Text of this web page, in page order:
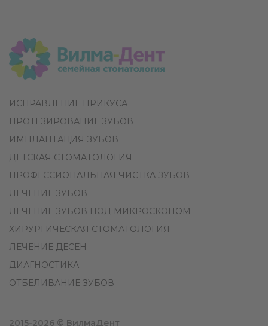
ИСПРАВЛЕНИЕ ПРИКУСА
ПРОТЕЗИРОВАНИЕ ЗУБОВ
ИМПЛАНТАЦИЯ ЗУБОВ
ДЕТСКАЯ СТОМАТОЛОГИЯ
ПРОФЕССИОНАЛЬНАЯ ЧИСТКА ЗУБОВ
ЛЕЧЕНИЕ ЗУБОВ
ЛЕЧЕНИЕ ЗУБОВ ПОД МИКРОСКОПОМ
ХИРУРГИЧЕСКАЯ СТОМАТОЛОГИЯ
ЛЕЧЕНИЕ ДЕСЕН
ДИАГНОСТИКА
ОТБЕЛИВАНИЕ ЗУБОВ
2015-2026 © ВилмаДент